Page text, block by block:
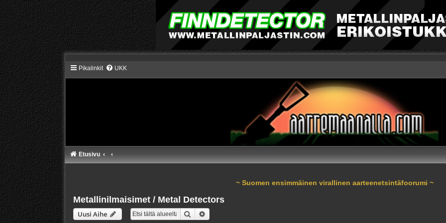
Pikalinkit UKK
Etusivu
~ Suomen ensimmäinen virallinen aarteenetsintäfoorumi ~
Metallinilmaisimet / Metal Detectors
Uusi Aihe Etsi